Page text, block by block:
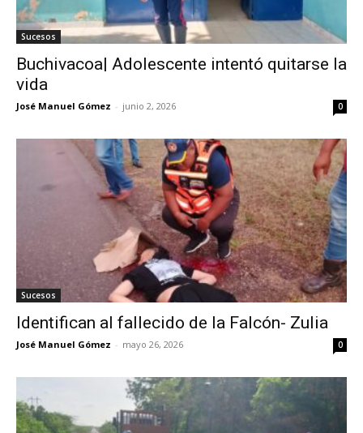
Sucesos
Buchivacoa| Adolescente intentó quitarse la
vida
José Manuel Gómez - junio 2, 2026 0
Sucesos
Identifican al fallecido de la Falcón- Zulia
José Manuel Gómez - mayo 26, 2026 0